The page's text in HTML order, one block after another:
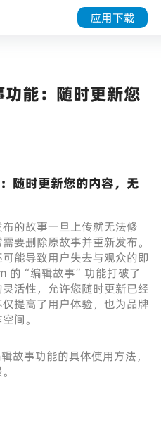
应用下载
能：随时更新您
随时更新您的内容，无
的故事一旦上传就无法修
要删除原故事并重新发布。
能导致用户失去与观众的即
的“编辑故事”功能打破了
活性，允许您随时更新已经
提高了用户体验，也为品牌
间。
故事功能的具体使用方法，